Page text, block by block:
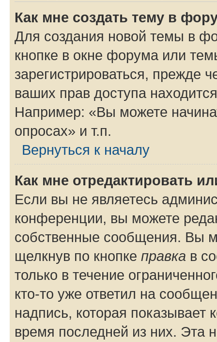
Как мне создать тему в
Для создания новой темы в
кнопке в окне форума или
зарегистрироваться, прежде
ваших прав доступа
Например: «Вы можете
опросах» и т.п.
Вернуться к началу
Как мне отредактировать
Если вы не являетесь
конференции, вы можете
собственные сообщения. Вы
щелкнув по кнопке правка в
только в течение
кто-то уже ответил на
надпись, которая показывает
время последней из них. Эта